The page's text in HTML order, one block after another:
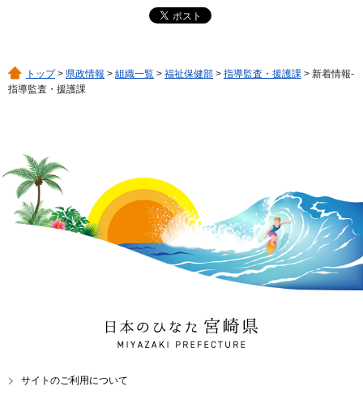
トップ> 県政情報 > 組織一覧 > 福祉保健部 > 指導監査・援護課 > 新着情報-
指導監査・援護課
日本のひなた 宮崎県
MIYAZAKI PREFECTURE
サイトのご利用について